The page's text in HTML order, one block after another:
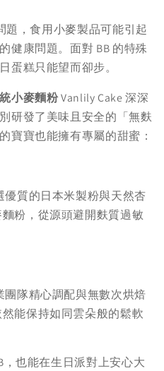
題，食用小麥製品可能引起
健康問題。面對 BB 的特殊
蛋糕只能望而卻步。
小麥麵粉Vanlily Cake 深深
研發了美味且安全的「無麩
寶寶也能擁有專屬的甜蜜：
優質的日本米製粉與天然杏
粉，從源頭避開麩質過敏
團隊精心調配與無數次烘焙
能保持如同雲朵般的鬆軟
也能在生日派對上安心大